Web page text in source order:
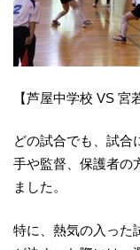
【芦屋中学校 VS 宮
どの試合でも、試合
手や監督、保護者の
ました。
特に、熱気の入った